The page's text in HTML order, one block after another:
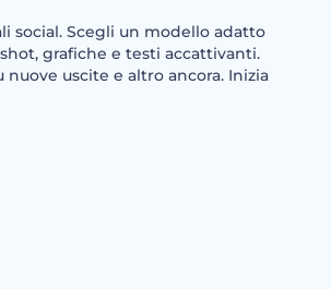
social. Scegli un modello adatto
grafiche e testi accattivanti.
uscite e altro ancora. Inizia